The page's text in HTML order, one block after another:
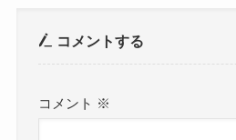
コメントする
コメント ※